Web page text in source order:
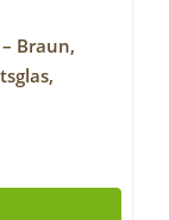
Braun,
2